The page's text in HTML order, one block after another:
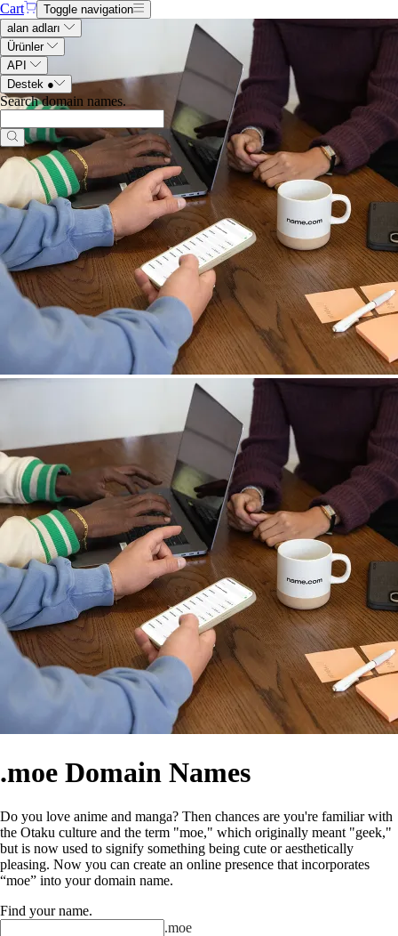
Cart
Toggle navigation
alan adları
Ürünler
API
Destek ●
Search domain names.
.moe Domain Names
Do you love anime and manga? Then chances are you're familiar with
the Otaku culture and the term "moe," which originally meant "geek,"
but is now used to signify something being cute or aesthetically
pleasing. Now you can create an online presence that incorporates
“moe” into your domain name.
Find your name.
.moe